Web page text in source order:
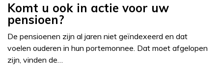
Komt u ook in actie voor uw
pensioen?
De pensioenen zijn al jaren niet geïndexeerd en dat
voelen ouderen in hun portemonnee. Dat moet afgelopen
zijn, vinden de…